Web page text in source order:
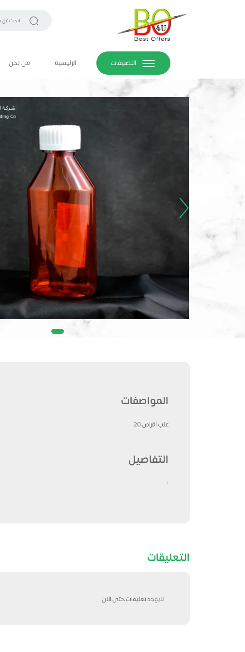
التصنيفات الرئيسية من نحن
المواصفات
علب اقراص 20
التفاصيل
:
التعليقات
لايوجد تعليقات حتى الان